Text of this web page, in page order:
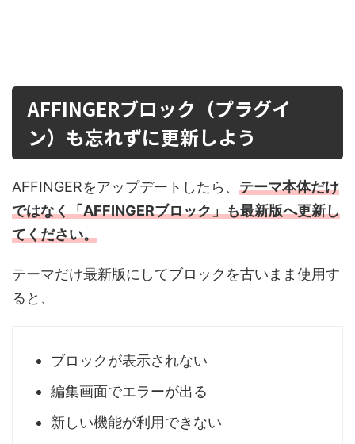
AFFINGERブロック（プラグイ
ン）も忘れずに更新しよう
AFFINGERをアップデートしたら、 テーマ本体だけ
ではなく「AFFINGERブロック」も最新版へ更新し
てください。
テーマだけ最新版にしてブロックを古いまま使用す
ると、
ブロックが表示されない
編集画面でエラーが出る
新しい機能が利用できない